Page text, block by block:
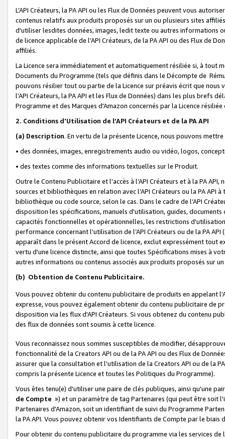
L’API Créateurs, la PA API ou les Flux de Données peuvent vous
contenus relatifs aux produits proposés sur un ou plusieurs sites
d'utiliser lesdites données, images, ledit texte ou autres informations
de licence applicable de l’API Créateurs, de la PA API ou des Flux de
affiliés.
La Licence sera immédiatement et automatiquement résiliée si, à
Documents du Programme (tels que définis dans le Décompte de
pouvons résilier tout ou partie de la Licence sur préavis écrit que
l’API Créateurs, la PA API et les Flux de Données) dans les plus
Programme et des Marques d'Amazon concernés par la Licence
2. Conditions d'Utilisation de l’API Créateurs et de la PA API
(a) Description. En vertu de la présente Licence, nous pouvons
• des données, images, enregistrements audio ou vidéo, logos,
• des textes comme des informations textuelles sur le Produit.
Outre le Contenu Publicitaire et l'accès à l’API Créateurs et à la PA
sources et bibliothèques en relation avec l’API Créateurs ou la PA
bibliothèque ou code source, selon le cas. Dans le cadre de l’API
disposition les spécifications, manuels d'utilisation, guides,
capacités fonctionnelles et opérationnelles, les restrictions
performance concernant l'utilisation de l’API Créateurs ou de la PA
apparaît dans le présent Accord de licence, exclut expressément tout
vertu d'une licence distincte, ainsi que toutes Spécifications mises à
autres informations ou contenus associés aux produits proposés sur
(b) Obtention de Contenu Publicitaire.
Vous pouvez obtenir du contenu publicitaire de produits en appelant
expresse, vous pouvez également obtenir du contenu publicitaire de
disposition via les flux d'API Créateurs. Si vous obtenez du contenu
des flux de données sont soumis à cette licence.
Vous reconnaissez nous sommes susceptibles de modifier,
fonctionnalité de la Creators API ou de la PA API ou des Flux de
assurer que la consultation et l'utilisation de la Creators API ou de la
compris la présente Licence et toutes les Politiques du Programme).
Vous êtes tenu(e) d'utiliser une paire de clés publiques, ainsi qu'une
de Compte ») et un paramètre de tag Partenaires (qui peut être soit
Partenaires d'Amazon, soit un identifiant de suivi du Programme
la PA API. Vous pouvez obtenir vos Identifiants de Compte par le biais
Pour obtenir du contenu publicitaire du programme via les services